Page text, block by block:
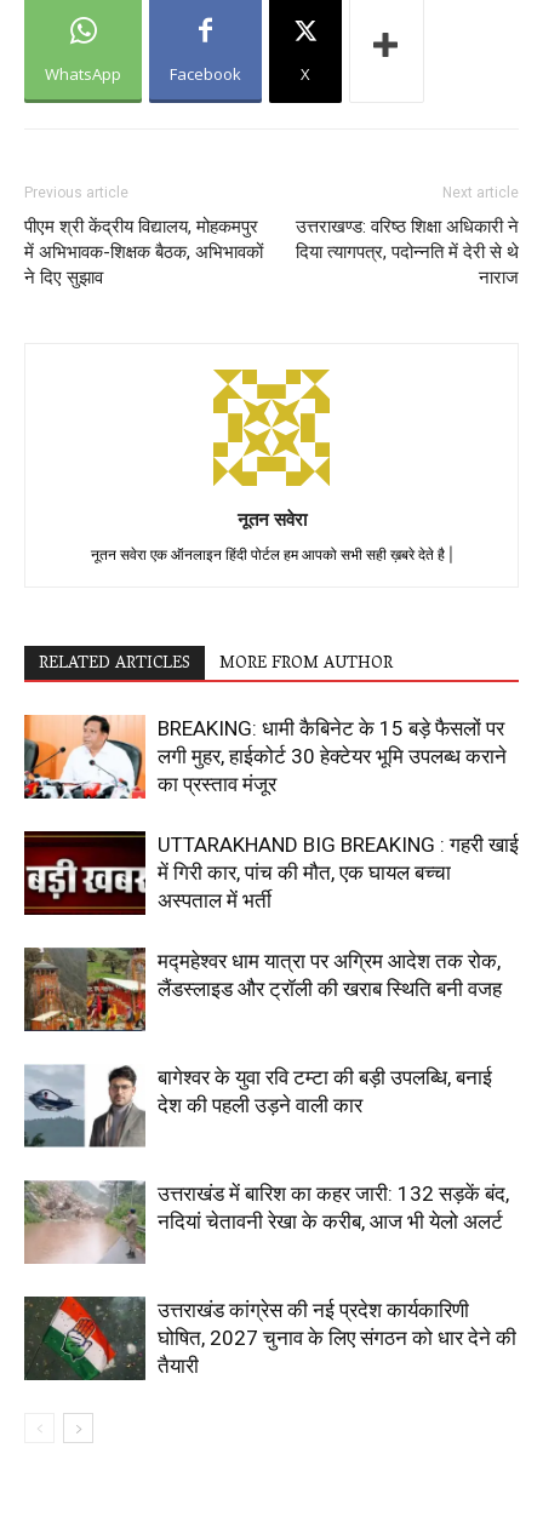
WhatsApp Facebook X
Previous article
पीएम श्री केंद्रीय विद्यालय, मोहकमपुर
में अभिभावक-शिक्षक बैठक, अभिभावकों
ने दिए सुझाव
Next article
उत्तराखण्ड: वरिष्ठ शिक्षा अधिकारी ने
दिया त्यागपत्र, पदोन्नति में देरी से थे
नाराज
नूतन सवेरा
नूतन सवेरा एक ऑनलाइन हिंदी पोर्टल हम आपको सभी सही ख़बरे देते है |
RELATED ARTICLES MORE FROM AUTHOR
BREAKING: धामी कैबिनेट के 15 बड़े फैसलों पर
लगी मुहर, हाईकोर्ट 30 हेक्टेयर भूमि उपलब्ध कराने
का प्रस्ताव मंजूर
UTTARAKHAND BIG BREAKING : गहरी खाई
में गिरी कार, पांच की मौत, एक घायल बच्चा
अस्पताल में भर्ती
मद्महेश्वर धाम यात्रा पर अग्रिम आदेश तक रोक,
लैंडस्लाइड और ट्रॉली की खराब स्थिति बनी वजह
बागेश्वर के युवा रवि टम्टा की बड़ी उपलब्धि, बनाई
देश की पहली उड़ने वाली कार
उत्तराखंड में बारिश का कहर जारी: 132 सड़कें बंद,
नदियां चेतावनी रेखा के करीब, आज भी येलो अलर्ट
उत्तराखंड कांग्रेस की नई प्रदेश कार्यकारिणी
घोषित, 2027 चुनाव के लिए संगठन को धार देने की
तैयारी